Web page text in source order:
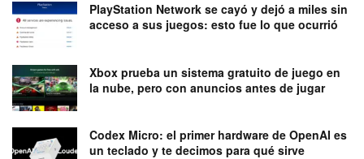
PlayStation Network se cayó y dejó a miles sin
acceso a sus juegos: esto fue lo que ocurrió
Xbox prueba un sistema gratuito de juego en
la nube, pero con anuncios antes de jugar
Codex Micro: el primer hardware de OpenAI es
un teclado y te decimos para qué sirve